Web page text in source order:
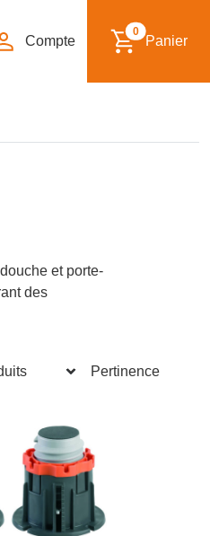
Compte
0
Panier
et porte-
des